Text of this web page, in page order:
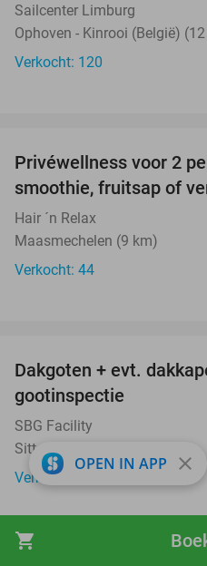
shopping_cart
Sailcenter Limburg
Ophoven - Kinrooi (België)
Verkocht: 120
Privéwellness voor 2
smoothie, fruitsap of
Hair ´n Relax
Maasmechelen (9 km)
Verkocht: 44
Dakgoten + evt.
gootinspectie
SBG Facility
Sittard
Verkocht: 48
OPEN IN APP close